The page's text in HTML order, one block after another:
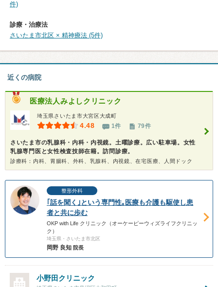
件)
診療・治療法
さいたま市北区 × 精神療法 (5件)
近くの病院
医療法人みよしクリニック
埼玉県さいたま市大宮区大成町
4.48 1件 79件
さいたま市の乳腺科・内科・内視鏡。土曜診療。広い駐車場。女性
乳腺専門医と女性検査技師在籍。訪問診療。
診療科：内科、胃腸科、外科、乳腺科、内視鏡、在宅医療、人間ドック
整形外科
｢話を聞く｣という専門性｡医療も介護も駆使し患
者と共に歩む
OKP with Life クリニック（オーケーピーウィズライフクリニッ
ク）
埼玉県・さいたま市北区
岡野 良知 院長
小野田クリニック